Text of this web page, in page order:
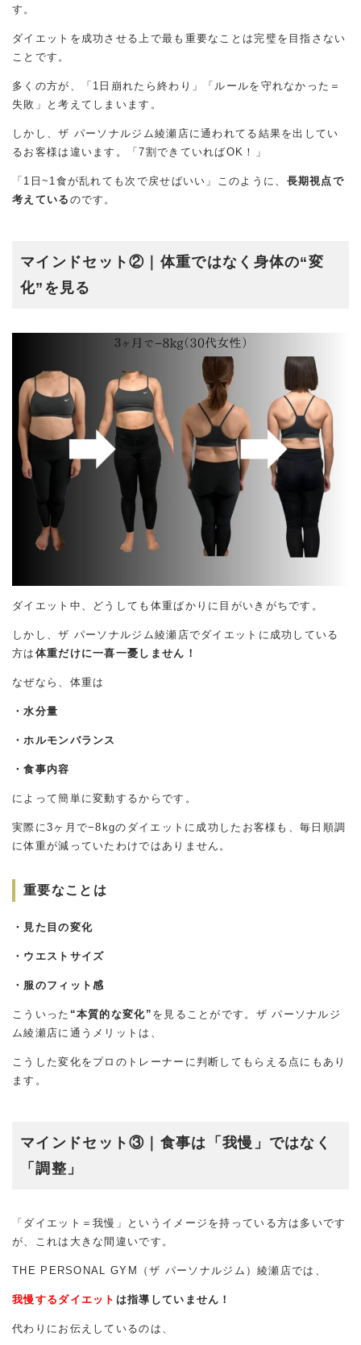
す。
ダイエットを成功させる上で最も重要なことは完璧を目指さない
ことです。
多くの方が、「1日崩れたら終わり」「ルールを守れなかった＝
失敗」と考えてしまいます。
しかし、ザ パーソナルジム綾瀬店に通われてる結果を出してい
るお客様は違います。「7割できていればOK！」
「1日~1食が乱れても次で戻せばいい」このように、 長期視点で
考えている のです。
マインドセット②｜体重ではなく身体の“変
化”を見る
ダイエット中、どうしても体重ばかりに目がいきがちです。
しかし、ザ パーソナルジム綾瀬店でダイエットに成功している
方は 体重だけに一喜一憂しません！
なぜなら、体重は
・水分量
・ホルモンバランス
・食事内容
によって簡単に変動するからです。
実際に3ヶ月で−8kgのダイエットに成功したお客様も、毎日順調
に体重が減っていたわけではありません。
重要なことは
・見た目の変化
・ウエストサイズ
・服のフィット感
こういった “本質的な変化” を見ることがです。ザ パーソナルジ
ム綾瀬店に通うメリットは、
こうした変化をプロのトレーナーに判断してもらえる点にもあり
ます。
マインドセット③｜食事は「我慢」ではなく
「調整」
「ダイエット＝我慢」というイメージを持っている方は多いです
が、これは大きな間違いです。
THE PERSONAL GYM（ザ パーソナルジム）綾瀬店では、
我慢するダイエット は指導していません！
代わりにお伝えしているのは、